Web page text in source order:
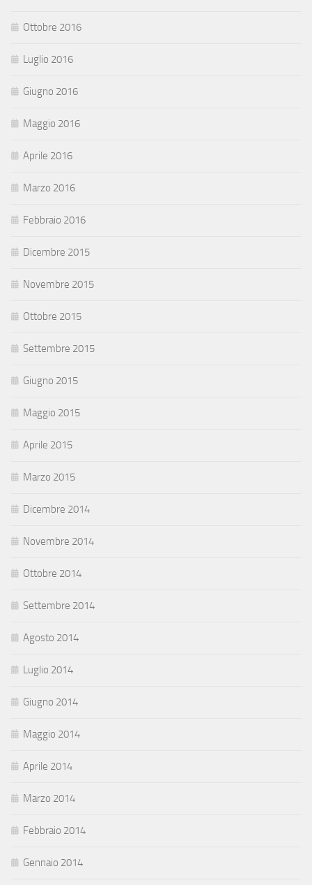
Ottobre 2016
Luglio 2016
Giugno 2016
Maggio 2016
Aprile 2016
Marzo 2016
Febbraio 2016
Dicembre 2015
Novembre 2015
Ottobre 2015
Settembre 2015
Giugno 2015
Maggio 2015
Aprile 2015
Marzo 2015
Dicembre 2014
Novembre 2014
Ottobre 2014
Settembre 2014
Agosto 2014
Luglio 2014
Giugno 2014
Maggio 2014
Aprile 2014
Marzo 2014
Febbraio 2014
Gennaio 2014